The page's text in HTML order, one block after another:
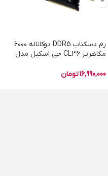
رم دسکتاپ DDR5 دوکاناله ۶۰۰۰
مگاهرتز CL36 جی اسکیل مدل
گیگابایت
16,990,000تومان